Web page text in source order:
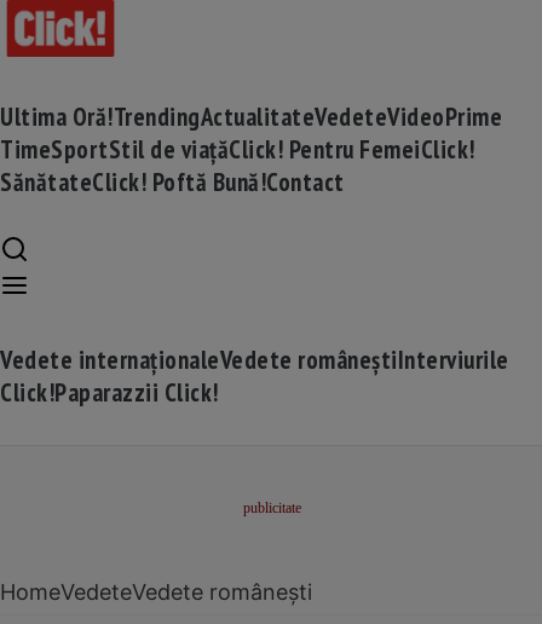
Ultima Oră!TrendingActualitateVedeteVideoPrime
TimeSportStil de viațăClick! Pentru FemeiClick!
SănătateClick! Poftă Bună!Contact
Vedete internaționaleVedete româneștiInterviurile
Click!Paparazzii Click!
HomeVedeteVedete românești